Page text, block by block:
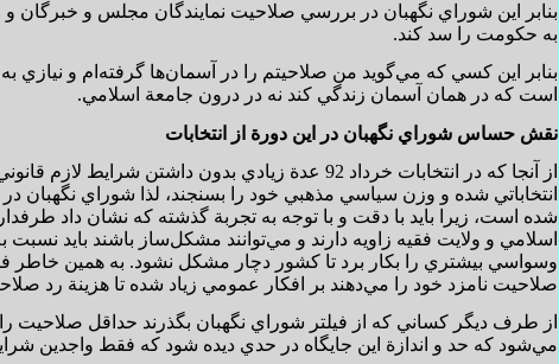
بنابر اين شوراي نگهبان در بررسي صلاحيت نمايندگان مجلس و خبرگان و
به حكومت را سد كند.
بنابر اين كسي كه مي‌گويد من صلاحيتم را در آسمان‌ها گرفته‌ام و نيازي
است كه در همان آسمان زندگي كند نه در درون جامعة اسلامي.
نقش حساس شوراي نگهبان در اين دورة از انتخابات
از آنجا كه در انتخابات خرداد 92 عدة زيادي بدون
انتخاباتي شده و وزن سياسي مذهبي خود را بسنجند، لذا شوراي نگهبان
شده است، زيرا بايد با دقت و با توجه به تجربة گذشته كه نشان داد
اسلامي و ولايت فقيه زاويه دارند و مي‌توانند مشكل‌ساز باشند بايد
وسواسي بيشتري را بكار برد تا كشور دچار مشكل نشود. به همين خاطر
صلاحيت نامزد خود را مي‌دهند بر افكار عمومي زياد شده تا هزينة رد
از طرف ديگر كساني كه از فيلتر شوراي نگهبان بگذرند حداقل
مي‌شود كه حد و اندازة اين جايگاه در حدي ديده شود كه فقط واجدين